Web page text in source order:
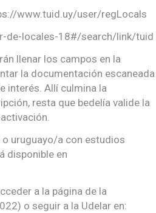
www.tuid.uy/user/regLocals
de-locales-18#/search/link/tuid
llenar los campos en la
la documentación escaneada
interés. Allí culmina la
resta que bedelía valide la
uruguayo/a con estudios
disponible en
a la página de la
o seguir a la Udelar en: